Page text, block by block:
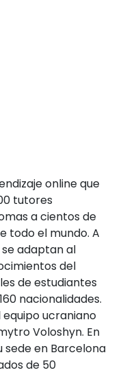
online que
tutores
a cientos de
todo el mundo. A
adaptan al
del
de estudiantes
nacionalidades.
equipo ucraniano
Voloshyn. En
sede en Barcelona
de 50